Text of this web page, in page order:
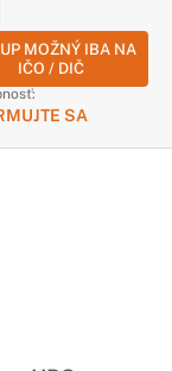
MOŽNÝ IBA NA
IČO / DIČ
SA